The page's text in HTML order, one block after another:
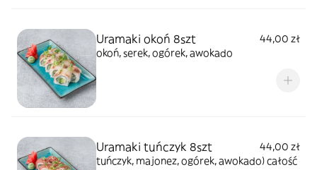
Uramaki okoń 8szt
44,00 zł
okoń, serek, ogórek, awokado
Uramaki tuńczyk 8szt
44,00 zł
tuńczyk, majonez, ogórek, awokado) całość